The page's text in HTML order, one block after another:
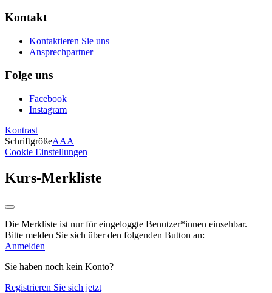
Kontakt
Kontaktieren Sie uns
Ansprechpartner
Folge uns
Facebook
Instagram
Kontrast
SchriftgrößeAAA
Cookie Einstellungen
Kurs-Merkliste
Die Merkliste ist nur für eingeloggte Benutzer*innen einsehbar.
Bitte melden Sie sich über den folgenden Button an:
Anmelden
Sie haben noch kein Konto?
Registrieren Sie sich jetzt